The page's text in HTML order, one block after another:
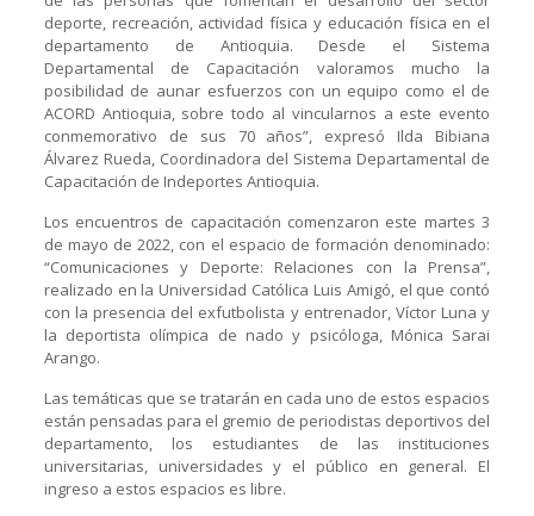
deporte, recreación, actividad física y educación física en el
departamento de Antioquia. Desde el Sistema
Departamental de Capacitación valoramos mucho la
posibilidad de aunar esfuerzos con un equipo como el de
ACORD Antioquia, sobre todo al vincularnos a este evento
conmemorativo de sus 70 años”, expresó Ilda Bibiana
Álvarez Rueda, Coordinadora del Sistema Departamental de
Capacitación de Indeportes Antioquia.
Los encuentros de capacitación comenzaron este martes 3
de mayo de 2022, con el espacio de formación denominado:
“Comunicaciones y Deporte: Relaciones con la Prensa”,
realizado en la Universidad Católica Luis Amigó, el que contó
con la presencia del exfutbolista y entrenador, Víctor Luna y
la deportista olímpica de nado y psicóloga, Mónica Sarai
Arango.
Las temáticas que se tratarán en cada uno de estos espacios
están pensadas para el gremio de periodistas deportivos del
departamento, los estudiantes de las instituciones
universitarias, universidades y el público en general. El
ingreso a estos espacios es libre.